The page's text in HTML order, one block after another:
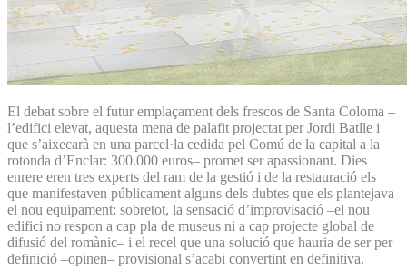
El debat sobre el futur emplaçament dels frescos de Santa Coloma –
l’edifici elevat, aquesta mena de palafit projectat per Jordi Batlle i
que s’aixecarà en una parcel·la cedida pel Comú de la capital a la
rotonda d’Enclar: 300.000 euros– promet ser apassionant. Dies
enrere eren tres experts del ram de la gestió i de la restauració els
que manifestaven públicament alguns dels dubtes que els plantejava
el nou equipament: sobretot, la sensació d’improvisació –el nou
edifici no respon a cap pla de museus ni a cap projecte global de
difusió del romànic– i el recel que una solució que hauria de ser per
definició –opinen– provisional s’acabi convertint en definitiva.